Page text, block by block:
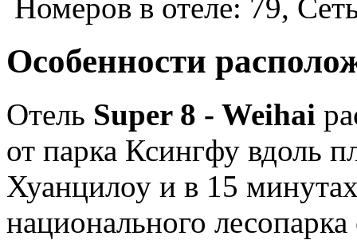
Номеров в отеле: 79,
Особенности
Отель Super 8 - Weihai
от парка Ксингфу вдоль
Хуанцилоу и в 15
национального